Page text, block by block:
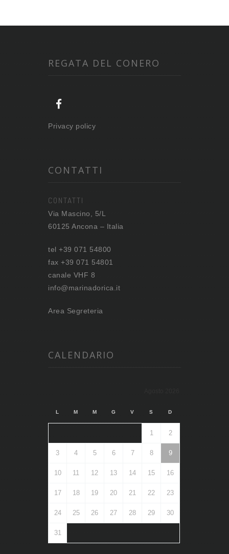
REGATA DEL CONERO
Privacy policy
CONTATTI
CONTATTI
Via Mascino, 5/L
60125 Ancona – Italia
tel +39 071 54800
fax +39 071 54801
canale VHF 8
info@marinadorica.it
Area Segreteria
CALENDARIO
L M M G V S D
1 2
3 4 5 6 7 8 9
10 11 12 13 14 15 16
17 18 19 20 21 22 23
24 25 26 27 28 29 30
31